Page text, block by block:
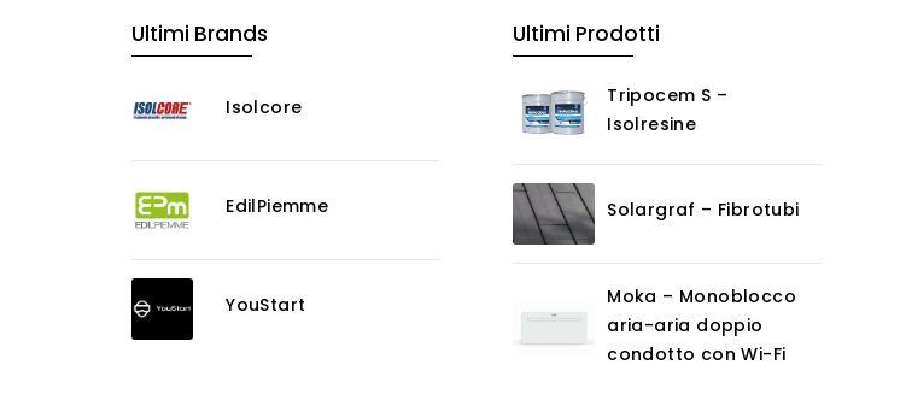
Ultimi Brands
Isolcore
EdilPiemme
YouStart
Ultimi Prodotti
Tripocem S –
Isolresine
Solargraf – Fibrotubi
Moka – Monoblocco
aria-aria doppio
condotto con Wi-Fi